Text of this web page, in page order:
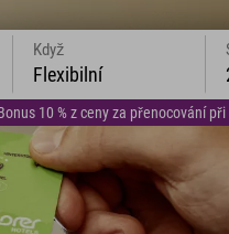
10 % z ceny za přenocování
Když
Flexibilní